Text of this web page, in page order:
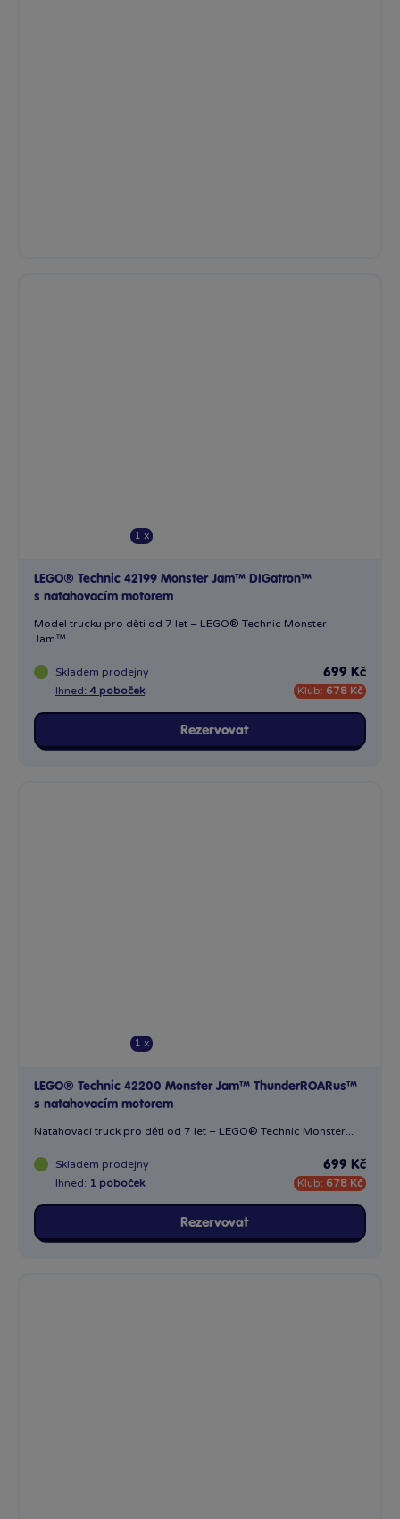
1 x
LEGO® Technic 42199 Monster Jam™ DIGatron™
s natahovacím motorem
Model trucku pro děti od 7 let – LEGO® Technic Monster
Jam™...
Skladem prodejny
Ihned: 4 poboček
699 Kč
Klub: 678 Kč
Rezervovat
1 x
LEGO® Technic 42200 Monster Jam™ ThunderROARus™
s natahovacím motorem
Natahovací truck pro děti od 7 let – LEGO® Technic Monster...
Skladem prodejny
Ihned: 1 poboček
699 Kč
Klub: 678 Kč
Rezervovat